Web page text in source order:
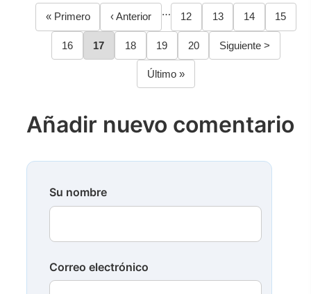
Paginación
Primera
página
« Primero
Página
anterior
‹ Anterior … Página
12 Página
13 Página
14 Página
15
Página
16 Página
17 Página
18 Página
19 Página
20
Siguiente
página
Siguiente >
Última
página
Último »
Añadir nuevo comentario
Su nombre
Correo electrónico